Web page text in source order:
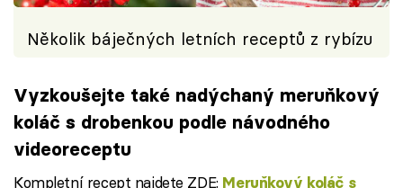
Několik báječných letních receptů z rybízu
Vyzkoušejte také nadýchaný meruňkový
koláč s drobenkou podle návodného
videoreceptu
Kompletní recept najdete ZDE: Meruňkový koláč s